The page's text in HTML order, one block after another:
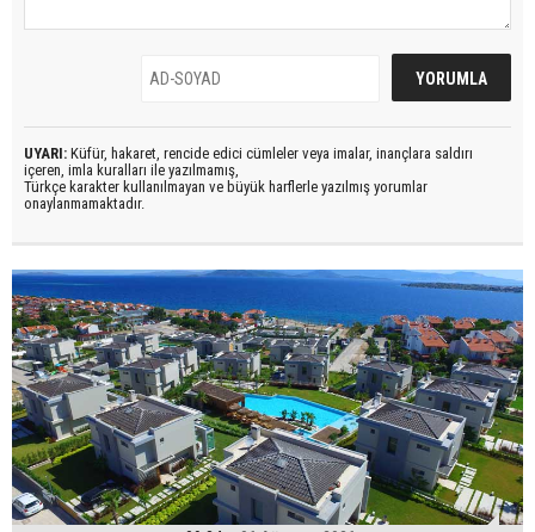
UYARI: Küfür, hakaret, rencide edici cümleler veya imalar, inançlara saldırı
içeren, imla kuralları ile yazılmamış,
Türkçe karakter kullanılmayan ve büyük harflerle yazılmış yorumlar
onaylanmamaktadır.